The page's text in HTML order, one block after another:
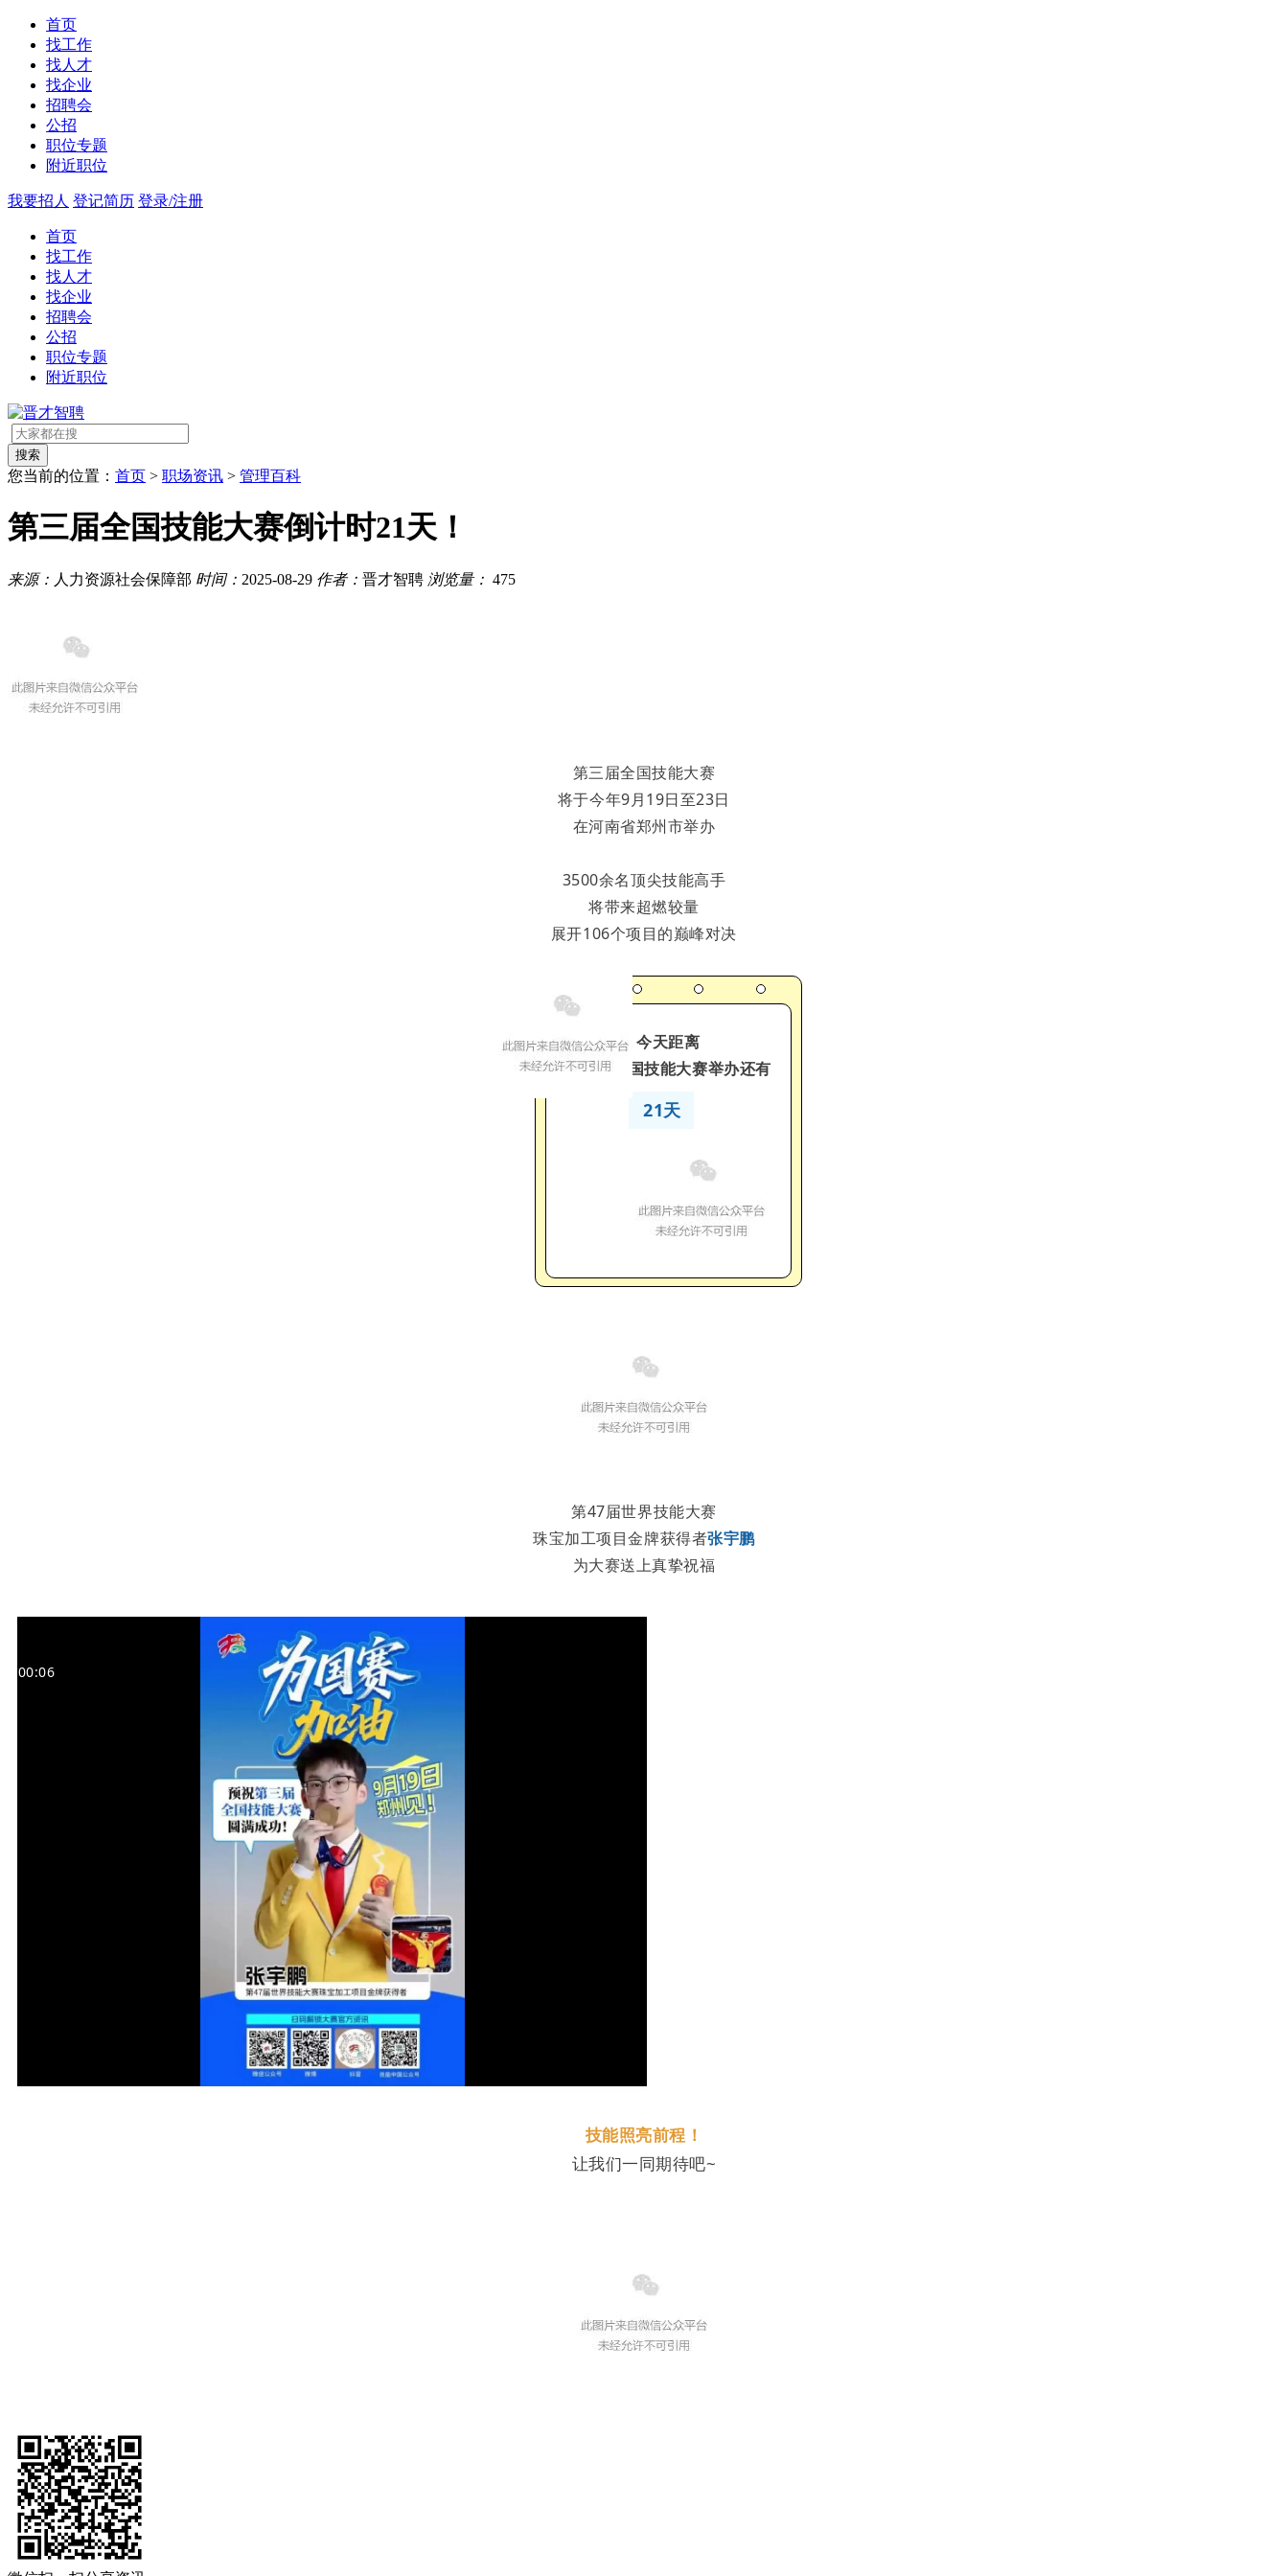
首页
找工作
找人才
找企业
招聘会
公招
职位专题
附近职位
我要招人 登记简历 登录/注册
首页
找工作
找人才
找企业
招聘会
公招
职位专题
附近职位
您当前的位置： 首页 > 职场资讯 > 管理百科
第三届全国技能大赛倒计时21天！
来源： 人力资源社会保障部 时间： 2025-08-29 作者： 晋才智聘 浏览量： 475
第三届全国技能大赛
将于今年9月19日至23日
在河南省郑州市举办
3500余名顶尖技能高手
将带来超燃较量
展开106个项目的巅峰对决
今天距离
第三届全国技能大赛举办还有
21天
第47届世界技能大赛
珠宝加工项目金牌获得者张宇鹏
为大赛送上真挚祝福
00:06
技能照亮前程！
让我们一同期待吧~